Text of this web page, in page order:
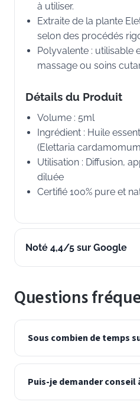
à utiliser.
Extraite de la plante
selon des procédés
Polyvalente : utilisable
massage ou soins
Détails du Produit
Volume : 5ml
Ingrédient : Huile
(Elettaria
Utilisation : Diffusion,
diluée
Certifié 100% pure et
Noté 4,4/5 sur Google
Questions
Sous combien de temps
Puis-je demander conseil